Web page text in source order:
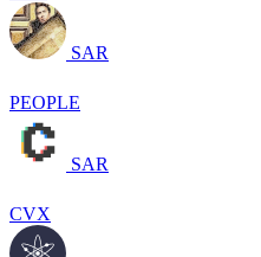
SAR
PEOPLE
SAR
CVX